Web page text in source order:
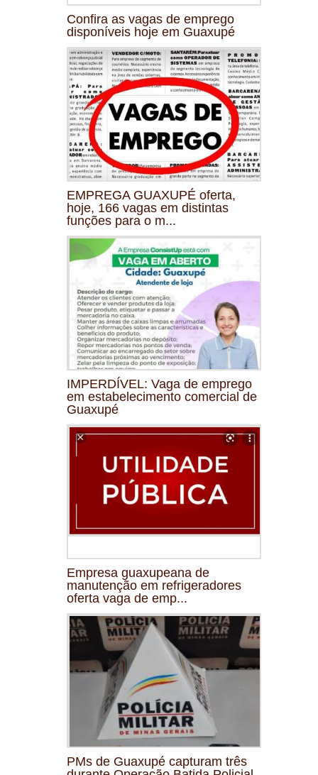
Confira as vagas de emprego
disponíveis hoje em Guaxupé
EMPREGA GUAXUPÉ oferta,
hoje, 166 vagas em distintas
funções para o m...
IMPERDÍVEL: Vaga de emprego
em estabelecimento comercial de
Guaxupé
Empresa guaxupeana de
manutenção em refrigeradores
oferta vaga de emp...
PMs de Guaxupé capturam três